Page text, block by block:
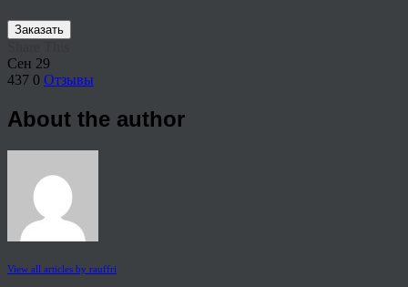
Заказать
Сен 29
437 0 Отзывы
About the author
View all articles by rauffri